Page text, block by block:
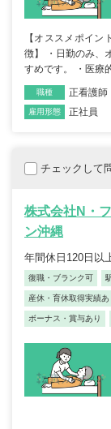
【オススメポイ
徴】 ・日勤のみ、
すめです。 ・医療
職種 正看護師
雇用形態 正社員
チェックして
株式会社N・
ン沖縄
年間休日120日以
復職・ブランク可
産休・育休取得実績あ
ボーナス・賞与あり